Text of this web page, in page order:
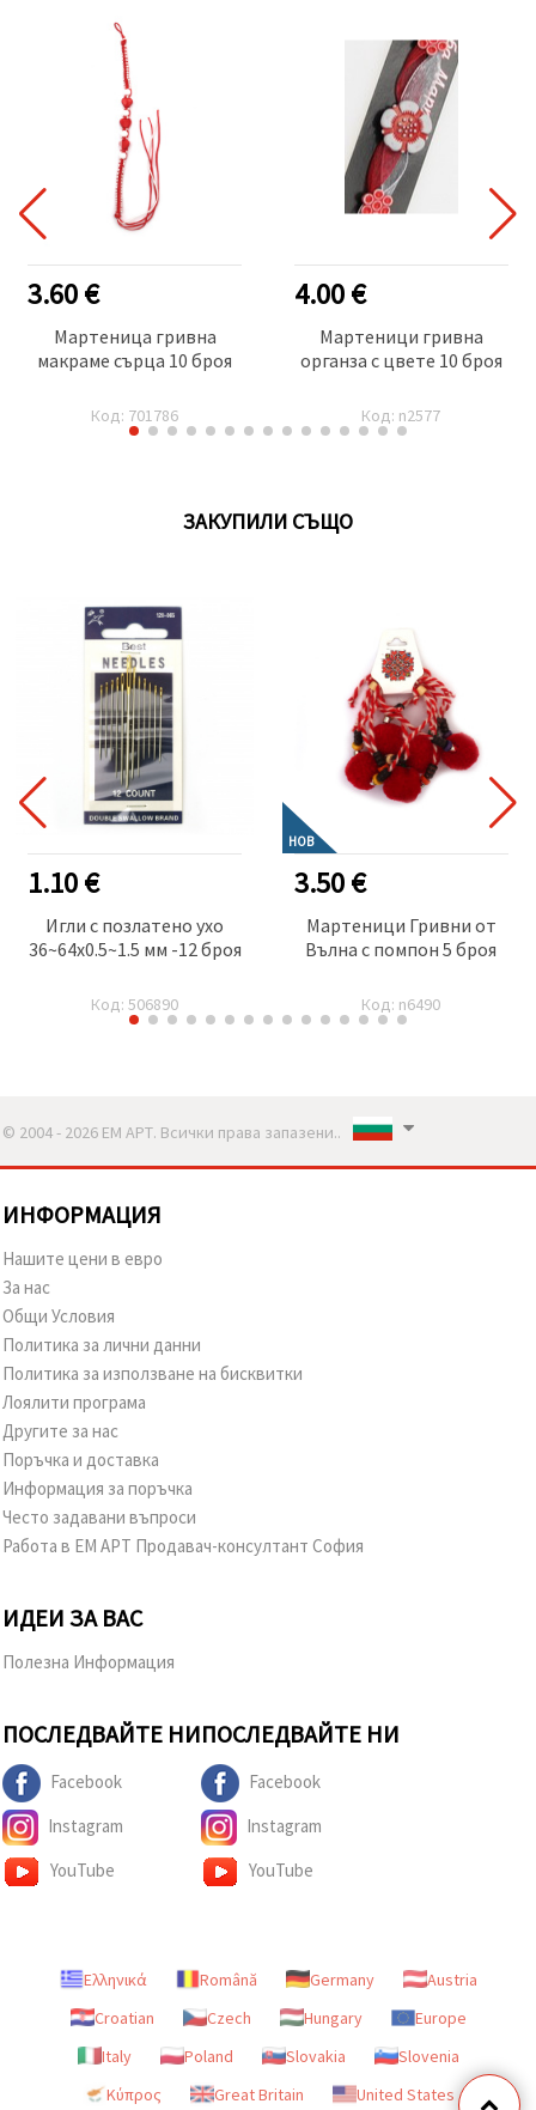
3.60 €
Мартеница гривна
макраме сърца 10 броя
Код: 701786
4.00 €
Мартеници гривна
органза с цвете 10 броя
Код: n2577
ЗАКУПИЛИ СЪЩО
1.10 €
Игли с позлатено ухо
36~64x0.5~1.5 мм -12 броя
Код: 506890
НОВ
3.50 €
Мартеници Гривни от
Вълна с помпон 5 броя
Код: n6490
© 2004 - 2026 ЕМ АРТ. Всички права запазени..
ИНФОРМАЦИЯ
Нашите цени в евро
За нас
Общи Условия
Политика за лични данни
Политика за използване на бисквитки
Лоялити програма
Другите за нас
Поръчка и доставка
Информация за поръчка
Често задавани въпроси
Работа в ЕМ АРТ Продавач-консултант София
ИДЕИ ЗА ВАС
Полезна Информация
ПОСЛЕДВАЙТЕ НИ
Facebook
Instagram
YouTube
ПОСЛЕДВАЙТЕ НИ
Facebook
Instagram
YouTube
Ελληνικά Română Germany
Austria
Croatian
Czech Hungary
Europe
Italy
Poland Slovakia
Slovenia
Κύπρος
Great Britain United States